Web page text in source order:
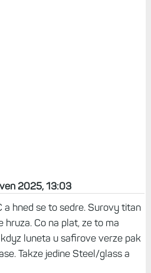
2025, 13:03
a hned se to sedre. Surovy titan
hruza. Co na plat, ze to ma
luneta u safirove verze pak
Takze jedine Steel/glass a